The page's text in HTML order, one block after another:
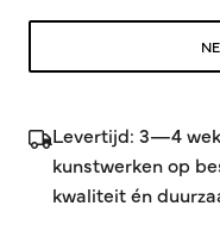
Levertijd: 3—4
kunstwerken op
kwaliteit én